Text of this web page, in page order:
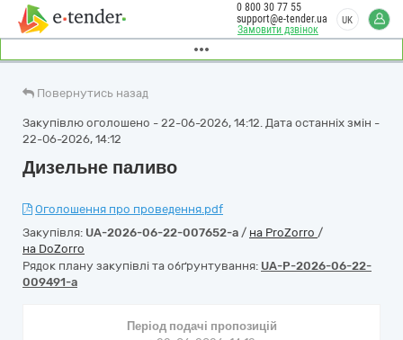
Замовити дзвінок
0 800 30 77 55
support@e-tender.ua
UK
Повернутись назад
Закупівлю оголошено - 22-06-2026, 14:12. Дата останніх змін -
22-06-2026, 14:12
Дизельне паливо
Оголошення про проведення.pdf
Закупівля: UA-2026-06-22-007652-a / на ProZorro /
на DoZorro
Рядок плану закупівлі та обґрунтування: UA-P-2026-06-22-
009491-a
Період подачі пропозицій